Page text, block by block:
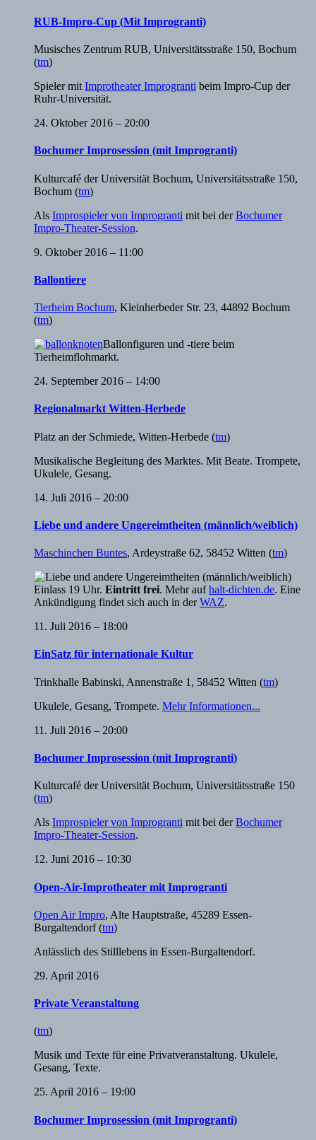
RUB-Impro-Cup (Mit Improgranti)
Musisches Zentrum RUB, Universitätsstraße 150, Bochum
(tm)
Spieler mit Improtheater Improgranti beim Impro-Cup der
Ruhr-Universität.
24. Oktober 2016 – 20:00
Bochumer Improsession (mit Improgranti)
Kulturcafé der Universität Bochum, Universitätsstraße 150,
Bochum (tm)
Als Improspieler von Improgranti mit bei derBochumer
Impro-Theater-Session.
9. Oktober 2016 – 11:00
Ballontiere
Tierheim Bochum, Kleinherbeder Str. 23, 44892 Bochum
(tm)
Ballonfiguren und -tiere beim
Tierheimflohmarkt.
24. September 2016 – 14:00
Regionalmarkt Witten-Herbede
Platz an der Schmiede, Witten-Herbede (tm)
Musikalische Begleitung des Marktes. Mit Beate. Trompete,
Ukulele, Gesang.
14. Juli 2016 – 20:00
Liebe und andere Ungereimtheiten (männlich/weiblich)
Maschinchen Buntes, Ardeystraße 62, 58452 Witten (tm)
Einlass 19 Uhr. Eintritt frei. Mehr aufhalt-dichten.de. Eine
Ankündigung findet sich auch in derWAZ.
11. Juli 2016 – 18:00
EinSatz für internationale Kultur
Trinkhalle Babinski, Annenstraße 1, 58452 Witten (tm)
Ukulele, Gesang, Trompete. Mehr Informationen...
11. Juli 2016 – 20:00
Bochumer Improsession (mit Improgranti)
Kulturcafé der Universität Bochum, Universitätsstraße 150
(tm)
Als Improspieler von Improgranti mit bei derBochumer
Impro-Theater-Session.
12. Juni 2016 – 10:30
Open-Air-Improtheater mit Improgranti
Open Air Impro, Alte Hauptstraße, 45289 Essen-
Burgaltendorf (tm)
Anlässlich des Stilllebens in Essen-Burgaltendorf.
29. April 2016
Private Veranstaltung
(tm)
Musik und Texte für eine Privatveranstaltung. Ukulele,
Gesang, Texte.
25. April 2016 – 19:00
Bochumer Improsession (mit Improgranti)